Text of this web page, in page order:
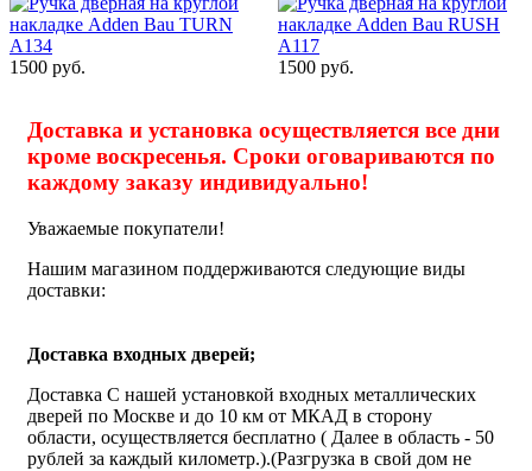
1500 руб. 1500 руб.
Доставка и установка осуществляется все дни
кроме воскресенья. Сроки оговариваются по
каждому заказу индивидуально!
Уважаемые покупатели!
Нашим магазином поддерживаются следующие виды
доставки:
Доставка входных дверей;
Доставка С нашей установкой входных металлических
дверей по Москве и до 10 км от МКАД в сторону
области, осуществляется бесплатно ( Далее в область - 50
рублей за каждый километр.).(Разгрузка в свой дом не